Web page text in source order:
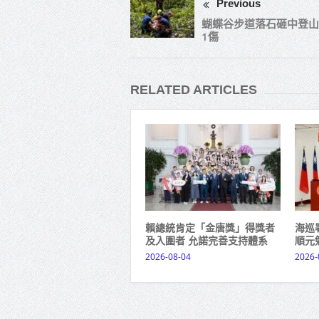
Previous
蝴蝶谷步道落石砸中登
1傷
RELATED ARTICLES
賴總統肯定「金唐獎」得獎者
及入圍者 允諾完善支持體系
2026-08-04
海巡
順元